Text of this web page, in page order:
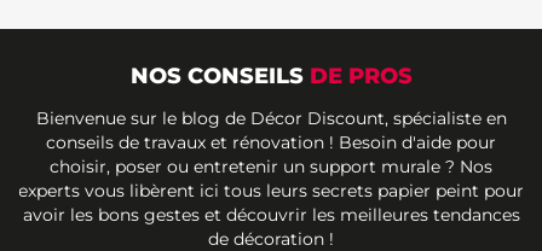
NOS CONSEILS DE PROS
Bienvenue sur le blog de Décor Discount, spécialiste en
conseils de travaux et rénovation ! Besoin d'aide pour
choisir, poser ou entretenir un support murale ? Nos
experts vous libèrent ici tous leurs secrets papier peint pour
avoir les bons gestes et découvrir les meilleures tendances
de décoration !